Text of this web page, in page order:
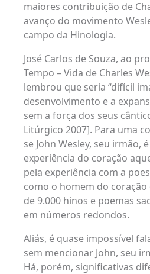
maiores contribuição de
avanço do movimento
campo da Hinologia.
José Carlos de Souza, ao
Tempo – Vida de Charles
lembrou que seria “difícil
desenvolvimento e a
sem a força dos seus
Litúrgico 2007]. Para uma
se John Wesley, seu irmão,
experiência do coração
pela experiência com a
como o homem do coração
de 9.000 hinos e poemas
em números redondos.
Aliás, é quase impossível
sem mencionar John, seu
Há, porém, significativas